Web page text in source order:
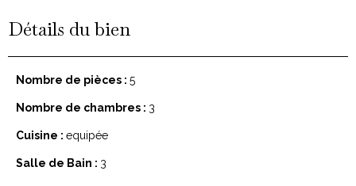
Détails du bien
Nombre de pièces : 5
Nombre de chambres : 3
Cuisine : equipée
Salle de Bain : 3